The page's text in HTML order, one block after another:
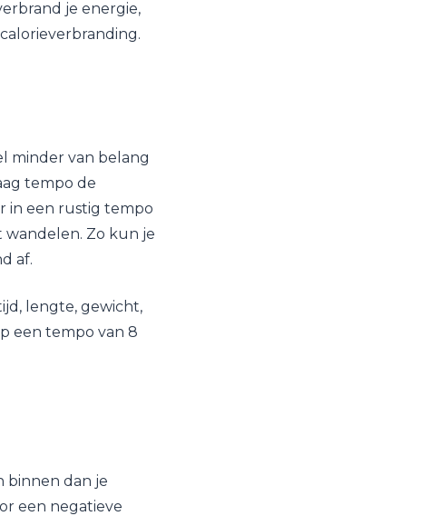
je energie,
minder van belang
tempo de
in een rustig tempo
Zo kun je
af.
lengte, gewicht,
een tempo van 8
binnen dan je
een negatieve